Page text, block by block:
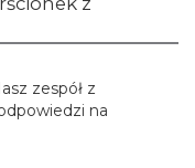
zespół z
na